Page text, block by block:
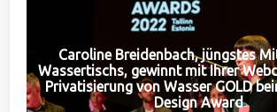
Caroline Breidenbach, jüngstes
Wassertischs, gewinnt mit Ihrer
Privatisierung von Wasser GOLD
Design Award